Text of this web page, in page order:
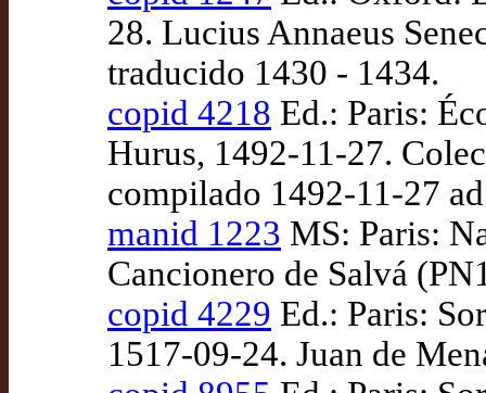
28. Lucius Annaeus
traducido 1430 - 1434.
copid 4218 Ed.: Paris:
Hurus, 1492-11-27.
compilado 1492-11-27
manid 1223 MS: Paris:
Cancionero de Salvá
copid 4229 Ed.: Paris:
1517-09-24. Juan de